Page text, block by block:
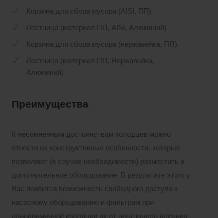
Корзина для сбора мусора (AISI, ПП)
Лестница (материал ПП, AISI, Алюминий)
Корзина для сбора мусора (нержавейка, ПП)
Лестница (материал ПП, Нержавейка,
Алюминий)
Преимущества
К несомненным достоинствам колодцев можно
отнести их конструктивные особенности, которые
позволяют (в случае необходимости) разместить и
дополнительное оборудование. В результате этого у
Вас появится возможность свободного доступа к
насосному оборудованию и фильтрам при
одновременной изоляции их от негативного влияния